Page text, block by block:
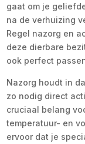
gaat om je
na de verhuizing
Regel nazorg en
deze dierbare
ook perfect
Nazorg houdt in
zo nodig direct
cruciaal belang
temperatuur- en
ervoor dat je